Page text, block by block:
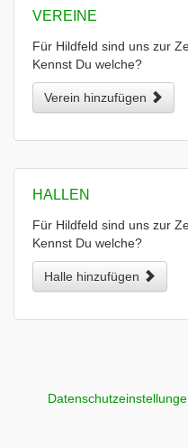
VEREINE
Für Hildfeld sind uns zur
Kennst Du welche?
Verein hinzufügen
HALLEN
Für Hildfeld sind uns zur
Kennst Du welche?
Halle hinzufügen